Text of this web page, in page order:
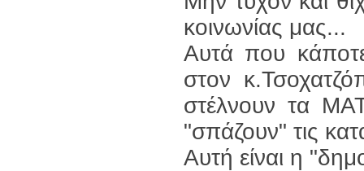
κοινωνίας μας...
Αυτά που
στον
στέλνουν τα
"σπάζουν" τις
Αυτή είναι η